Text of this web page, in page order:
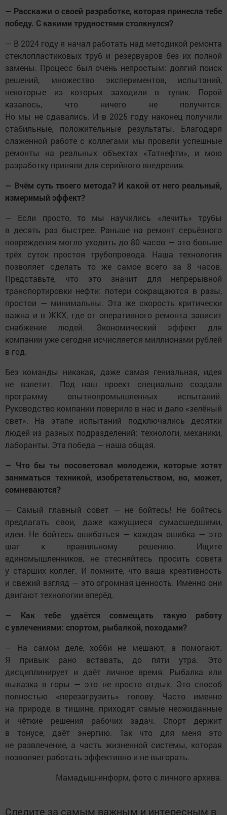
— Расскажи о своей разработке, которая принесла тебе
победу. С какими трудностями столкнулся?
— В 2024 году я начал работать над методикой ремонта
стеклопластиковых труб и резервуаров без их полной
замены. Процесс был очень непростым: долгий поиск
решений, множество экспериментов, испытаний,
некоторые из которых заходили в тупик. Порой
казалось, что ничего не получится.
Но мы не сдавались. И в 2025 году наконец получили
стабильные, положительные результаты. Благодаря
слаженной работе с коллегами мы провели успешные
ремонты на реальных объектах «Татнефти», и мою
разработку приняли для серийного внедрения.
— Вчём суть твоего метода? И какой от него реальный,
измеримый эффект?
— Если просто, то мы научились «лечить» трубы
в десять раз быстрее. Раньше на ремонт серьёзного
повреждения могло уходить до 80 часов — это больше
трёх суток простоя трубопровода. Наша технология
позволяет сделать то же самое всего за 8 часов.
Представьте, что это значит для непрерывной
транспортировки нефти: потери сокращаются в разы,
простои — минимальны. Эта же скорость критически
важна и в ЖКХ, где от оперативного ремонта зависит
снабжение людей. Экономический эффект для
компании уже сегодня исчисляется миллионами рублей
в год.
Без команды никакая, даже самая гениальная, идея
не взлетит. Под наш проект специально создали
программу опытнопромышленных испытаний.
Руководство компании поверило в нас и дало «зелёный
свет». На этапе испытаний подключались десятки
людей из разных подразделений: технологи, механики,
лаборанты. Эта победа — наша общая.
— Что бы ты посоветовал молодежи, которые хотят
заниматься техникой, изобретательством, но, может,
сомневаются?
— Самый главный совет — не бойтесь! Не бойтесь
предлагать свои, даже кажущиеся сумасшедшими,
идеи. Не бойтесь ошибаться — каждая ошибка — это
шаг к правильному решению. Ищите
единомышленников, не стесняйтесь просить совета
у старших коллег. И помните, что ваша креативность
и свежий взгляд — это огромная ценность. Именно они
двигают технологии вперёд.
— Как тебе удаётся совмещать такую работу
с увлечениями: спортом, рыбалкой, походами?
— На самом деле, хобби не мешают, а помогают.
Я привык рано вставать, до пяти утра. Это
дисциплинирует и даёт личное время. Рыбалка или
вылазка в горы — это не просто отдых. Это способ
полностью «перезагрузить» голову. Часто именно
на природе, в тишине, приходят самые неожиданные
и чёткие решения рабочих задач. Спорт держит
в тонусе, даёт энергию. Так что для меня это
не развлечение, а часть жизненной системы, которая
позволяет работать эффективно и не выгорать.
Мамадыш-информ, фото с личного архива.
Следите за самым важным и интересным в